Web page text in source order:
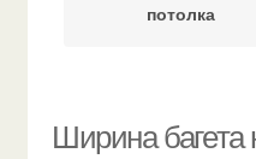
потолка
Ширина багета